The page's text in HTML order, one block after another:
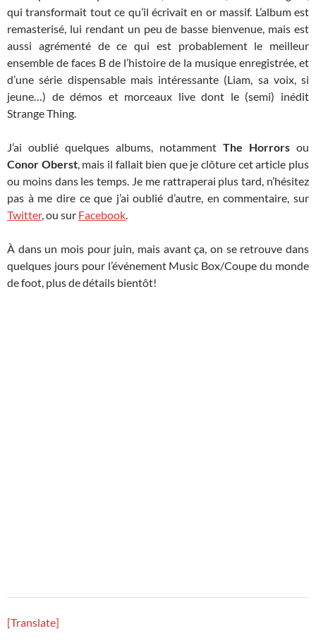
qui transformait tout ce qu’il écrivait en or massif. L’album est
remasterisé, lui rendant un peu de basse bienvenue, mais est
aussi agrémenté de ce qui est probablement le meilleur
ensemble de faces B de l’histoire de la musique enregistrée, et
d’une série dispensable mais intéressante (Liam, sa voix, si
jeune…) de démos et morceaux live dont le (semi) inédit
Strange Thing.
J’ai oublié quelques albums, notamment The Horrors ou
Conor Oberst, mais il fallait bien que je clôture cet article plus
ou moins dans les temps. Je me rattraperai plus tard, n’hésitez
pas à me dire ce que j’ai oublié d’autre, en commentaire, sur
Twitter, ou sur Facebook.
À dans un mois pour juin, mais avant ça, on se retrouve dans
quelques jours pour l’événement Music Box/Coupe du monde
de foot, plus de détails bientôt!
[Translate]